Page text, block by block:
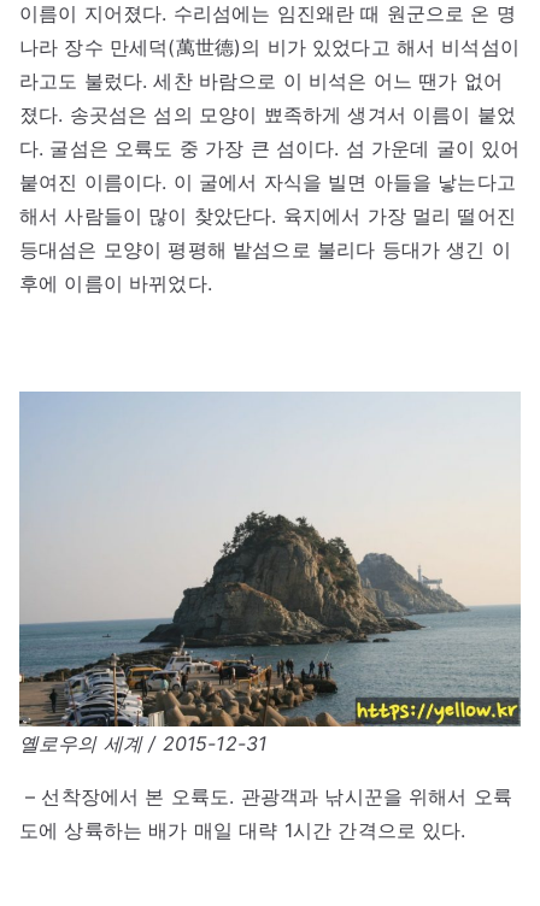
이름이 지어졌다. 수리섬에는 임진왜란 때 원군으로 온 명
나라 장수 만세덕(萬世德)의 비가 있었다고 해서 비석섬이
라고도 불렀다. 세찬 바람으로 이 비석은 어느 땐가 없어
졌다. 송곳섬은 섬의 모양이 뾰족하게 생겨서 이름이 붙었
다. 굴섬은 오륙도 중 가장 큰 섬이다. 섬 가운데 굴이 있어
붙여진 이름이다. 이 굴에서 자식을 빌면 아들을 낳는다고
해서 사람들이 많이 찾았단다. 육지에서 가장 멀리 떨어진
등대섬은 모양이 평평해 밭섬으로 불리다 등대가 생긴 이
후에 이름이 바뀌었다.
옐로우의 세계 / 2015-12-31
– 선착장에서 본 오륙도. 관광객과 낚시꾼을 위해서 오륙
도에 상륙하는 배가 매일 대략 1시간 간격으로 있다.